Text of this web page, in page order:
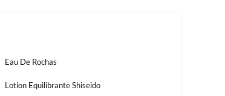
Eau De Rochas
Lotion Equilibrante Shiseido